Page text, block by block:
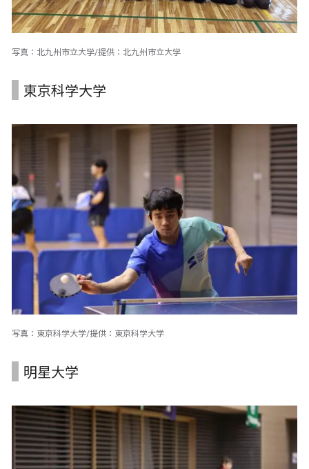
写真：北九州市立大学/提供：北九州市立大学
東京科学大学
写真：東京科学大学/提供：東京科学大学
明星大学